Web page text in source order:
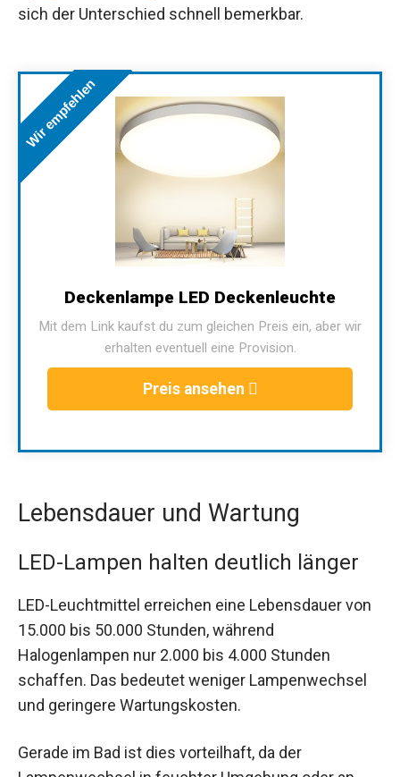
sich der Unterschied schnell bemerkbar.
Wir empfehlen
Deckenlampe LED Deckenleuchte
Mit dem Link kaufst du zum gleichen Preis ein, aber wir
erhalten eventuell eine Provision.
Preis ansehen
Lebensdauer und Wartung
LED-Lampen halten deutlich länger
LED-Leuchtmittel erreichen eine Lebensdauer von
15.000 bis 50.000 Stunden, während
Halogenlampen nur 2.000 bis 4.000 Stunden
schaffen. Das bedeutet weniger Lampenwechsel
und geringere Wartungskosten.
Gerade im Bad ist dies vorteilhaft, da der